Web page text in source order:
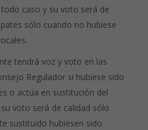
caso y su voto será de
sólo cuando no hubiese
tendrá voz y voto en las
Regulador si hubiese sido
o actúa en sustitución del
voto será de calidad sólo
sustituido hubiesen sido